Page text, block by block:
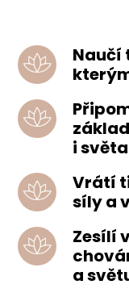
Naučí
i
Vrátí
síly a
Zesílí
a